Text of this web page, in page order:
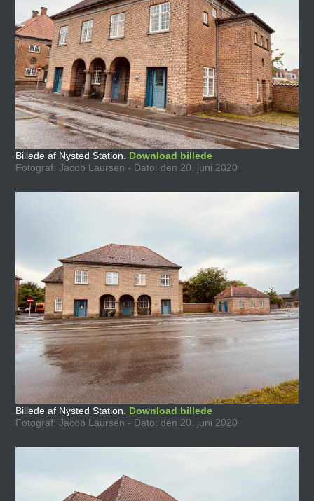
Billede af Nysted Station. Download billede
Fotograf: Jacob Laursen - Dato: den 20. juni 2020
Billede af Nysted Station. Download billede
Fotograf: Jacob Laursen - Dato: den 20. juni 2020